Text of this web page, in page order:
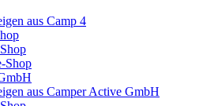
aus Camp 4
Shop
aus Camper Active GmbH